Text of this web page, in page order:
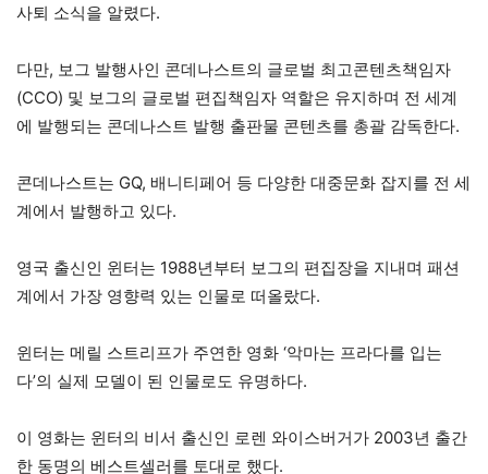
사퇴 소식을 알렸다.
다만, 보그 발행사인 콘데나스트의 글로벌 최고콘텐츠책임자
(CCO) 및 보그의 글로벌 편집책임자 역할은 유지하며 전 세계
에 발행되는 콘데나스트 발행 출판물 콘텐츠를 총괄 감독한다.
콘데나스트는 GQ, 배니티페어 등 다양한 대중문화 잡지를 전 세
계에서 발행하고 있다.
영국 출신인 윈터는 1988년부터 보그의 편집장을 지내며 패션
계에서 가장 영향력 있는 인물로 떠올랐다.
윈터는 메릴 스트리프가 주연한 영화 ‘악마는 프라다를 입는
다’의 실제 모델이 된 인물로도 유명하다.
이 영화는 윈터의 비서 출신인 로렌 와이스버거가 2003년 출간
한 동명의 베스트셀러를 토대로 했다.